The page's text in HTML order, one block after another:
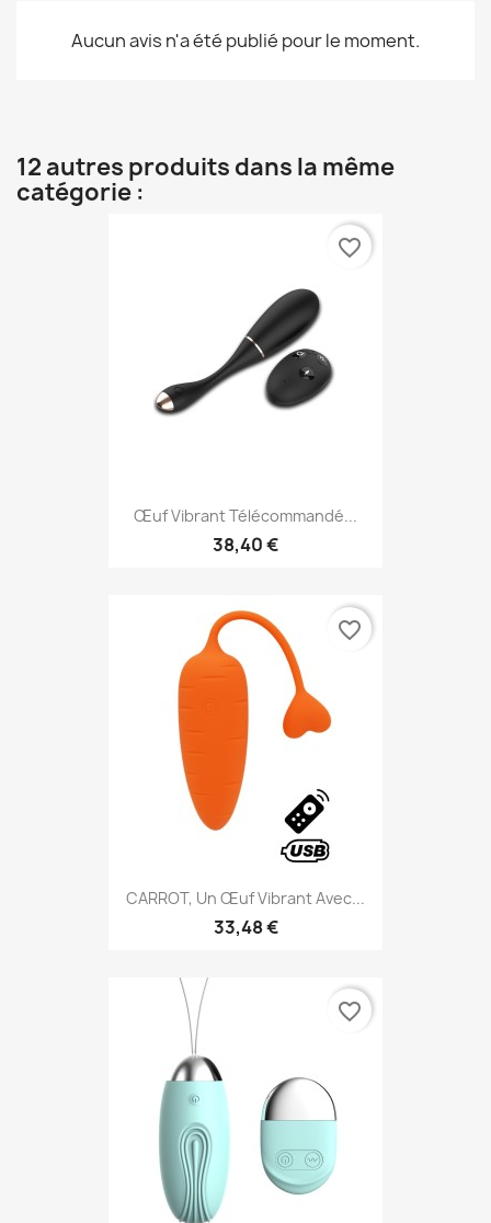
Aucun avis n'a été publié pour le moment.
12 autres produits dans la même
catégorie :
Œuf Vibrant Télécommandé...
38,40 €
favorite_border
CARROT, Un Œuf Vibrant Avec...
33,48 €
favorite_border
favorite_border